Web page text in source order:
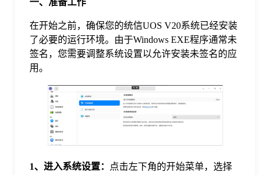
问
一、准备工作
在开始之前，确保您的统信UOS V20系统已经安装
了必要的运行环境。由于Windows EXE程序通常未
签名，您需要调整系统设置以允许安装未签名的应
用。
1、 进入系统设置：
点击左下角的开始菜单，选择